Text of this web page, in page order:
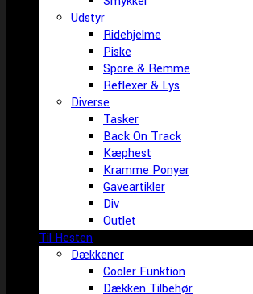
Udstyr
Ridehjelme
Piske
Spore & Remme
Reflexer & Lys
Diverse
Tasker
Back On Track
Kæphest
Kramme Ponyer
Gaveartikler
Div
Outlet
Til Hesten
Dækkener
Cooler Funktion
Dækken Tilbehør